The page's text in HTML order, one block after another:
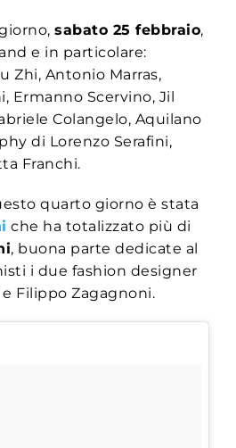
sabato 25 febbraio,
e in particolare:
Zhi, Antonio Marras,
Ermanno Scervino, Jil
Colangelo, Aquilano
di Lorenzo Serafini,
Franchi.
quarto giorno è stata
che ha totalizzato più di
, buona parte dedicate al
i due fashion designer
Filippo Zagagnoni.